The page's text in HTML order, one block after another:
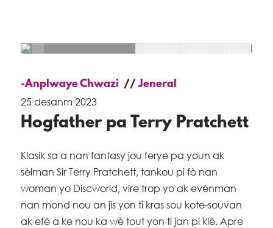
-Anplwaye Chwazi
Jeneral
25 desanm 2023
Hogfather pa Terry Pratchett
Klasik sa a nan fantasy jou ferye pa youn ak
sèlman Sir Terry Pratchett, tankou pi fò nan
woman yo Discworld, vire trop yo ak evènman
nan mond nou an jis yon ti kras sou kote-souvan
ak efè a ke nou ka wè tout yon ti jan pi klè. Apre